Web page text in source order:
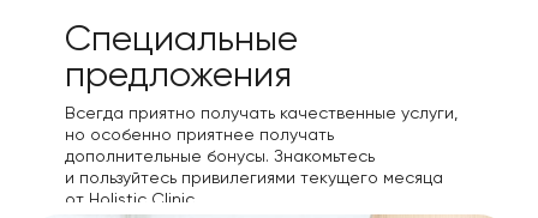
Специальные
предложения
Всегда приятно получать качественные услуги,
но особенно приятнее получать
дополнительные бонусы. Знакомьтесь
и пользуйтесь привилегиями текущего месяца
от Holistic Clinic